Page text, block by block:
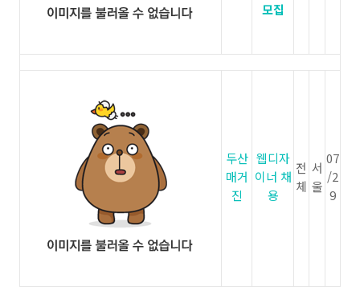
모집
두산
매거
진
웹디자
이너 채
용
전
체
서
울
07
/2
9